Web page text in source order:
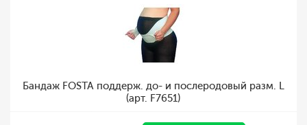
Бандаж FOSTA поддерж. до- и послеродовый разм. L
(арт. F7651)